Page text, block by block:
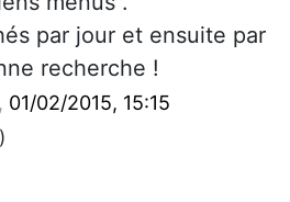
par jour et ensuite par
recherche !
, 01/02/2015, 15:15